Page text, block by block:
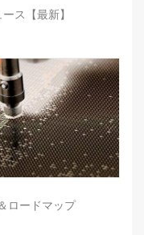
ス【最新】
ロードマップ